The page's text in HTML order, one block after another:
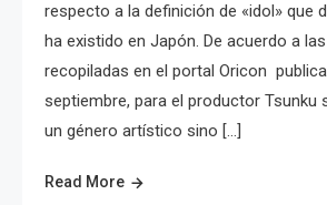
respecto a la definición de «idol» que
ha existido en Japón. De acuerdo a
recopiladas en el portal Oricon
septiembre, para el productor Tsunku
un género artístico sino […]
Read More